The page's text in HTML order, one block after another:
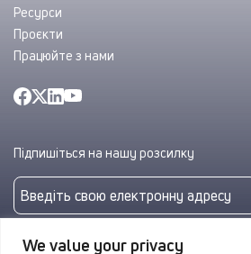
We value your privacy
Ресурси
Проєкти
Працюйте з нами
Підпишіться на нашу розсилку
Підписуючись, ви погоджуєтеся з нашою